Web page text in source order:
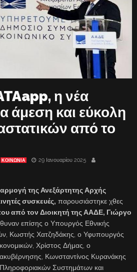
η νέα
άμεση και εύκολη
από το
ΚΟΙΝΩΝΙΑ
29 Ιανουαρίου 2025
της Ανεξάρτητης Αρχής
συσκευές, παρουσιάστηκε χθες
από τον Διοικητή της ΑΑΔΕ, Γιώργο
επίσης ο Υπουργός Εθνικής
Κωστής Χατζηδάκης, ο Υφυπουργός
Χρίστος Δήμας, ο
Κωνσταντίνος Κυρανάκης
Πληροφοριακών Συστημάτων και